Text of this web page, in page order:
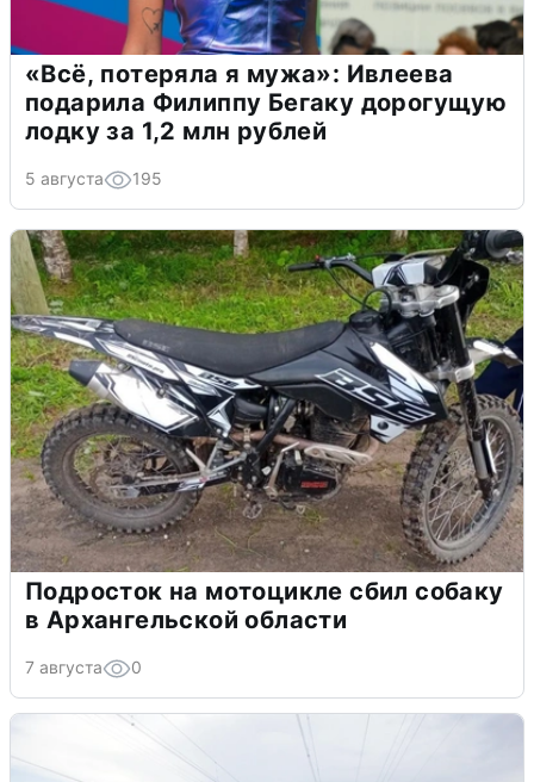
«Всё, потеряла я мужа»: Ивлеева
подарила Филиппу Бегаку дорогущую
лодку за 1,2 млн рублей
5 августа 195
Подросток на мотоцикле сбил собаку
в Архангельской области
7 августа 0